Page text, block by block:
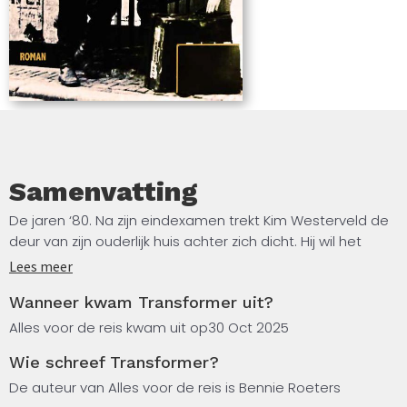
cynisch en androgyn.
Samenvatting
De jaren ‘80. Na zijn eindexamen trekt Kim Westerveld de
deur van zijn ouderlijk huis achter zich dicht. Hij wil het
maken in Amsterdam.
De Vrije Kunst Academie is een eerste stap. Als hij een
kraakpand heeft gevonden op de Wallen, gaat het snel.
thuis in de kraakwereld.
Lees meer
Wanneer kwam Transformer uit?
Alles voor de reis kwam uit op30 Oct 2025
Wie schreef Transformer?
De auteur van Alles voor de reis is Bennie Roeters